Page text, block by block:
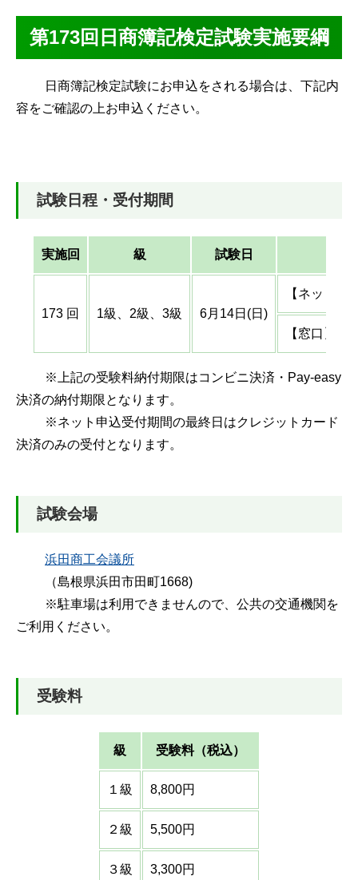
第173回日商簿記検定試験実施要綱
日商簿記検定試験にお申込をされる場合は、下記内
容をご確認の上お申込ください。
試験日程・受付期間
実施回 級 試験日
173 回 1級、2級、3級 6月14日(日)
【ネット】
【窓口】：
※上記の受験料納付期限はコンビニ決済・Pay-easy
決済の納付期限となります。
※ネット申込受付期間の最終日はクレジットカード
決済のみの受付となります。
試験会場
浜田商工会議所
（島根県浜田市田町1668)
※駐車場は利用できませんので、公共の交通機関を
ご利用ください。
受験料
級 受験料（税込）
１級 8,800円
２級 5,500円
３級 3,300円